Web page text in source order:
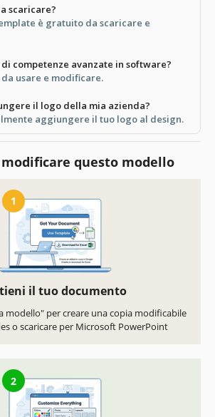
scaricare?
è gratuito da scaricare e
competenze avanzate in software?
usare e modificare.
il logo della mia azienda?
aggiungere il tuo logo al design.
modificare questo modello
1
il tuo documento
modello" per creare una copia modificabile
o scaricare per Microsoft PowerPoint
2